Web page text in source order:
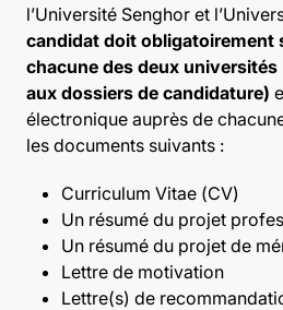
l’Université Senghor et
candidat doit obligatoirement
chacune des deux
aux dossiers de candidature)
électronique auprès de
les documents suivants :
Curriculum Vitae (CV)
Un résumé du projet
Un résumé du projet de
Lettre de motivation
Lettre(s) de